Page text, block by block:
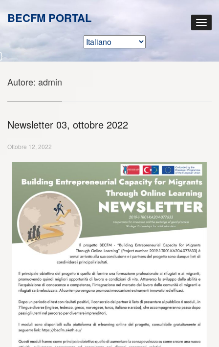
BECFM PORTAL
}
Autore: admin
Newsletter 03, ottobre 2022
Ottobre 12, 2022